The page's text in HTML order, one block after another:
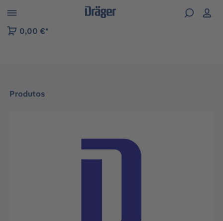
to B2B platform navigation
0,00 €*
Produtos
Ignorar galeria de imagens